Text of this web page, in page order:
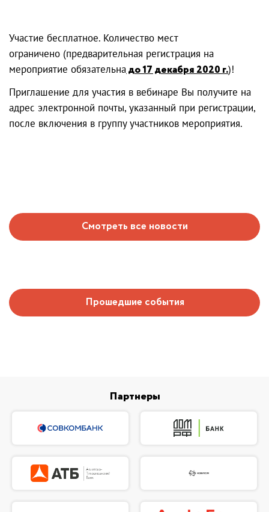
Участие бесплатное. Количество мест
ограничено (предварительная регистрация на
мероприятие обязательнадо 17 декабря 2020 г.)!
Приглашение для участия в вебинаре Вы получите на
адрес электронной почты, указанный при регистрации,
после включения в группу участников мероприятия.
Смотреть все новости
Прошедшие события
Партнеры